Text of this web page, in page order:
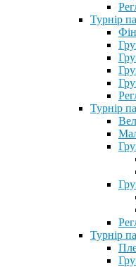
Турнір
Турнір
Турнір